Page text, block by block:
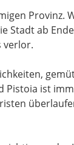
Provinz.
Stadt ab
verlor.
Pistoia ist